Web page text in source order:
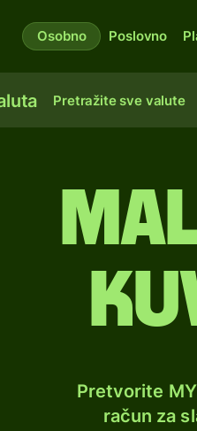
Osobno Poslovno
Pretražite sve valute
Pretvorite
račun za